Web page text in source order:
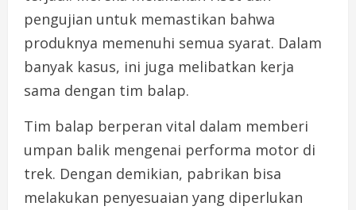
pengujian untuk memastikan bahwa
produknya memenuhi semua syarat. Dalam
banyak kasus, ini juga melibatkan kerja
sama dengan tim balap.
Tim balap berperan vital dalam memberi
umpan balik mengenai performa motor di
trek. Dengan demikian, pabrikan bisa
melakukan penyesuaian yang diperlukan